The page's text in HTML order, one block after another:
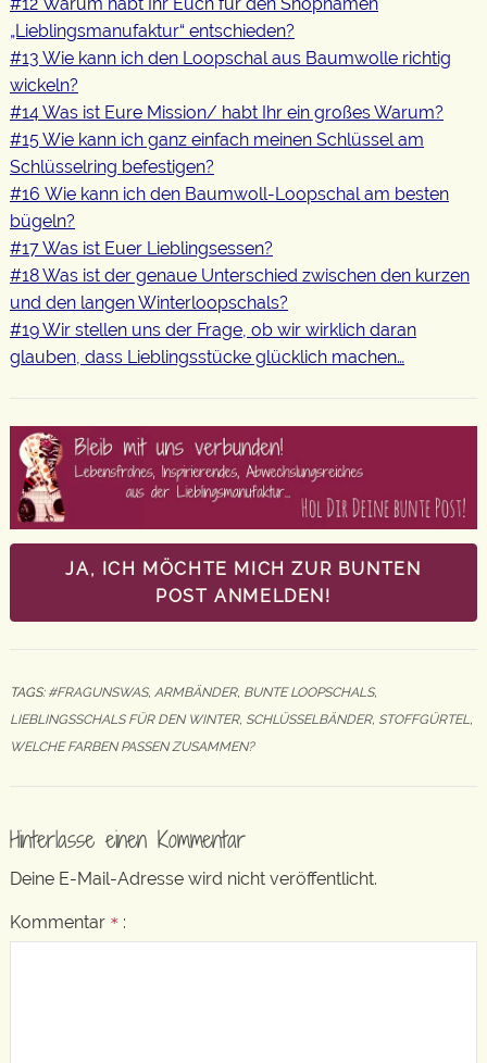
„Lieblingsmanufaktur“ entschieden?
#13 Wie kann ich den Loopschal aus Baumwolle richtig
wickeln?
#14 Was ist Eure Mission/ habt Ihr ein großes Warum?
#15 Wie kann ich ganz einfach meinen Schlüssel am
Schlüsselring befestigen?
#16 Wie kann ich den Baumwoll-Loopschal am besten
bügeln?
#17 Was ist Euer Lieblingsessen?
#18 Was ist der genaue Unterschied zwischen den kurzen
und den langen Winterloopschals?
#19 Wir stellen uns der Frage, ob wir wirklich daran
glauben, dass Lieblingsstücke glücklich machen…
JA, ICH MÖCHTE MICH ZUR BUNTEN
POST ANMELDEN!
TAGS: #FRAGUNSWAS, ARMBÄNDER, BUNTE LOOPSCHALS,
LIEBLINGSSCHALS FÜR DEN WINTER, SCHLÜSSELBÄNDER, STOFFGÜRTEL ,
WELCHE FARBEN PASSEN ZUSAMMEN?
Hinterlasse einen Kommentar
Deine E-Mail-Adresse wird nicht veröffentlicht.
Kommentar * :